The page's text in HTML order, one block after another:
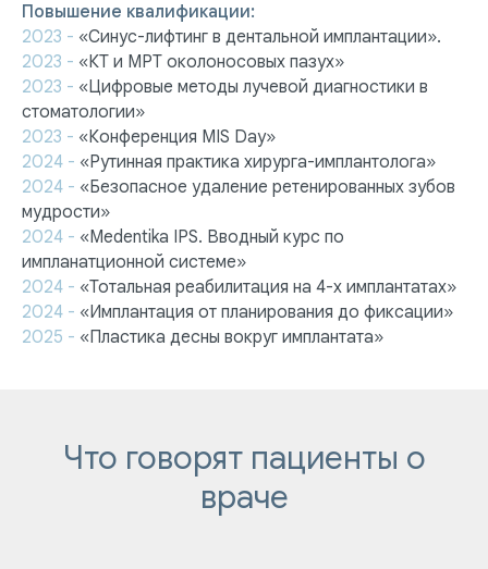
Повышение квалификации:
2023 - «Синус-лифтинг в дентальной имплантации».
2023 - «КТ и МРТ околоносовых пазух»
2023 - «Цифровые методы лучевой диагностики в
стоматологии»
2023 - «Конференция MIS Day»
2024 - «Рутинная практика хирурга-имплантолога»
2024 - «Безопасное удаление ретенированных зубов
мудрости»
2024 - «Medentika IPS. Вводный курс по
импланатционной системе»
2024 - «Тотальная реабилитация на 4-х имплантатах»
2024 - «Имплантация от планирования до фиксации»
2025 - «Пластика десны вокруг имплантата»
Что говорят пациенты о
враче